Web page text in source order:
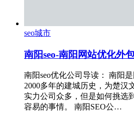
seo城市
南阳seo-南阳网站优化外
南阳seo优化公司导读： 南阳
2000多年的建城历史，为楚汉
实力公司众多，但是如何挑选
容易的事情。 南阳SEO公…